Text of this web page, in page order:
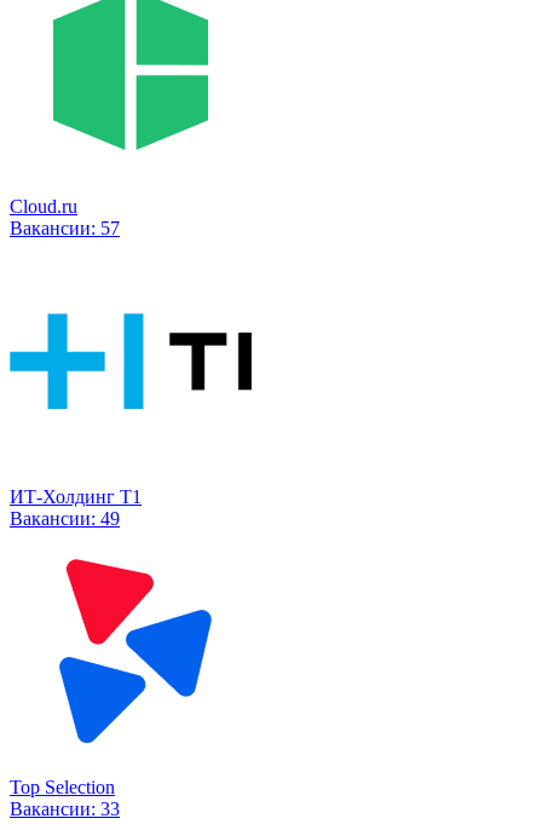
Cloud.ru
Вакансии: 57
ИТ-Холдинг Т1
Вакансии: 49
Top Selection
Вакансии: 33